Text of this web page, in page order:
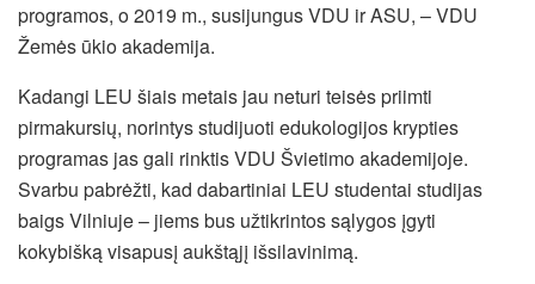
programos, o 2019 m., susijungus VDU ir ASU, – VDU
Žemės ūkio akademija.
Kadangi LEU šiais metais jau neturi teisės priimti
pirmakursių, norintys studijuoti edukologijos krypties
programas jas gali rinktis VDU Švietimo akademijoje.
Svarbu pabrėžti, kad dabartiniai LEU studentai studijas
baigs Vilniuje – jiems bus užtikrintos sąlygos įgyti
kokybišką visapusį aukštąjį išsilavinimą.